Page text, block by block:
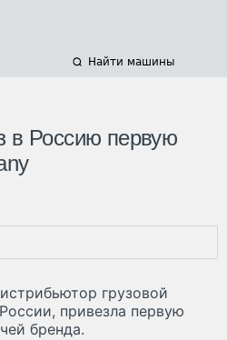
Найти машины
в Россию первую
грузовой
привезла первую
бренда.